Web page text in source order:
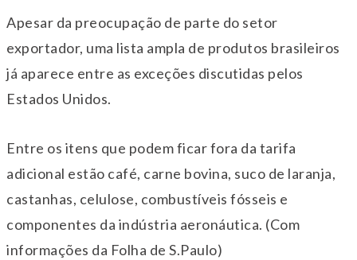
Apesar da preocupação de parte do setor
exportador, uma lista ampla de produtos brasileiros
já aparece entre as exceções discutidas pelos
Estados Unidos.
Entre os itens que podem ficar fora da tarifa
adicional estão café, carne bovina, suco de laranja,
castanhas, celulose, combustíveis fósseis e
componentes da indústria aeronáutica. (Com
informações da Folha de S.Paulo)